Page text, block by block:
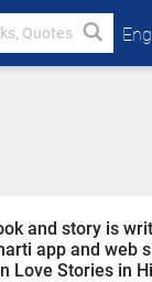
and story is
app and web
Love Stories in